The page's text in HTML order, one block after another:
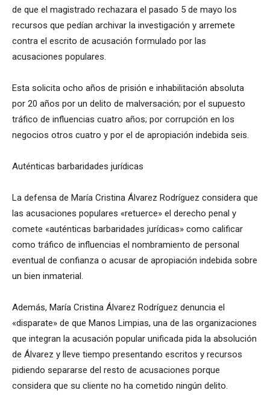
de que el magistrado rechazara el pasado 5 de mayo los
recursos que pedían archivar la investigación y arremete
contra el escrito de acusación formulado por las
acusaciones populares.
Esta solicita ocho años de prisión e inhabilitación absoluta
por 20 años por un delito de malversación; por el supuesto
tráfico de influencias cuatro años; por corrupción en los
negocios otros cuatro y por el de apropiación indebida seis.
Auténticas barbaridades jurídicas
La defensa de María Cristina Álvarez Rodríguez considera que
las acusaciones populares «retuerce» el derecho penal y
comete «auténticas barbaridades jurídicas» como calificar
como tráfico de influencias el nombramiento de personal
eventual de confianza o acusar de apropiación indebida sobre
un bien inmaterial.
Además, María Cristina Álvarez Rodríguez denuncia el
«disparate» de que Manos Limpias, una de las organizaciones
que integran la acusación popular unificada pida la absolución
de Álvarez y lleve tiempo presentando escritos y recursos
pidiendo separarse del resto de acusaciones porque
considera que su cliente no ha cometido ningún delito.